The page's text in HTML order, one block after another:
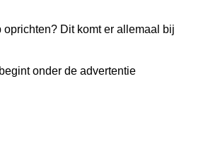
onder de advertentie